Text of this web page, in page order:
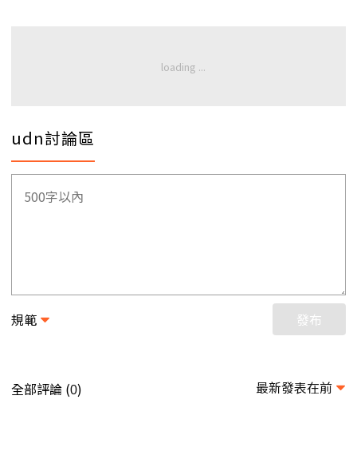
udn討論區
規範 發布
全部評論 (0) 最新發表在前